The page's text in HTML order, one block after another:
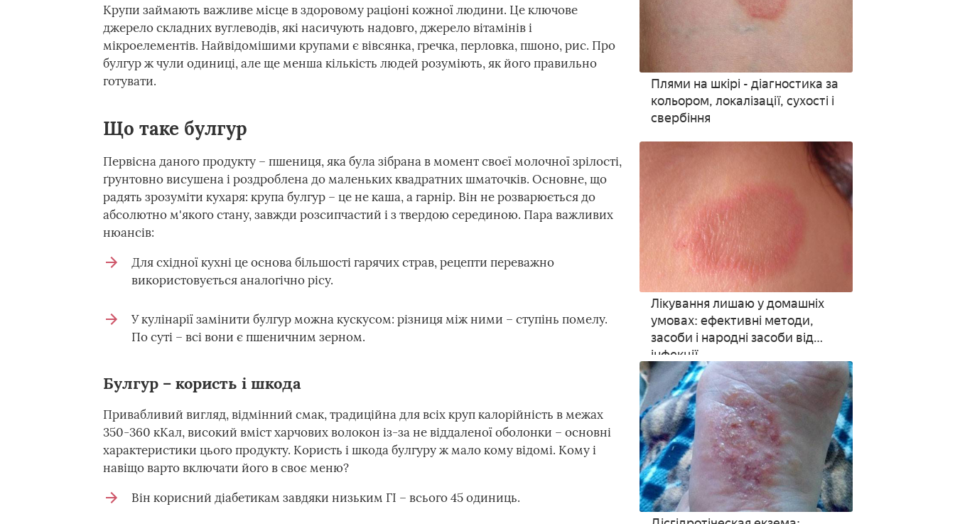
Крупи займають важливе місце в здоровому раціоні кожної людини. Це ключове
джерело складних вуглеводів, які насичують надовго, джерело вітамінів і
мікроелементів. Найвідомішими крупами є вівсянка, гречка, перловка, пшоно, рис. Про
булгур ж чули одиниці, але ще менша кількість людей розуміють, як його правильно
готувати.
Що таке булгур
Первісна даного продукту – пшениця, яка була зібрана в момент своєї молочної зрілості,
ґрунтовно висушена і роздроблена до маленьких квадратних шматочків. Основне, що
радять зрозуміти кухаря: крупа булгур – це не каша, а гарнір. Він не розварюється до
абсолютно м'якого стану, завжди розсипчастий і з твердою серединою. Пара важливих
нюансів:
Для східної кухні це основа більшості гарячих страв, рецепти переважно
використовується аналогічно рісу.
У кулінарії замінити булгур можна кускусом: різниця між ними – ступінь помелу.
По суті – всі вони є пшеничним зерном.
Булгур – користь і шкода
Привабливий вигляд, відмінний смак, традиційна для всіх круп калорійність в межах
350-360 кКал, високий вміст харчових волокон із-за не віддаленої оболонки – основні
характеристики цього продукту. Користь і шкода булгуру ж мало кому відомі. Кому і
навіщо варто включати його в своє меню?
Він корисний діабетикам завдяки низьким ГІ – всього 45 одиниць.
Плями на шкірі - діагностика за
кольором, локалізації, сухості і
свербіння
Лікування лишаю у домашніх
умовах: ефективні методи,
засоби і народні засоби від
інфекції